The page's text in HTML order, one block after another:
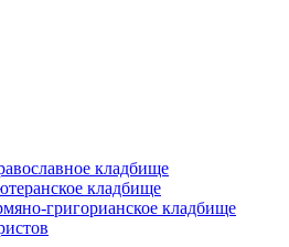
кладбище
кладбище
григорианское кладбище